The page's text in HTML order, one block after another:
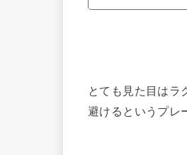
とても見た目はラ
避けるというプレ